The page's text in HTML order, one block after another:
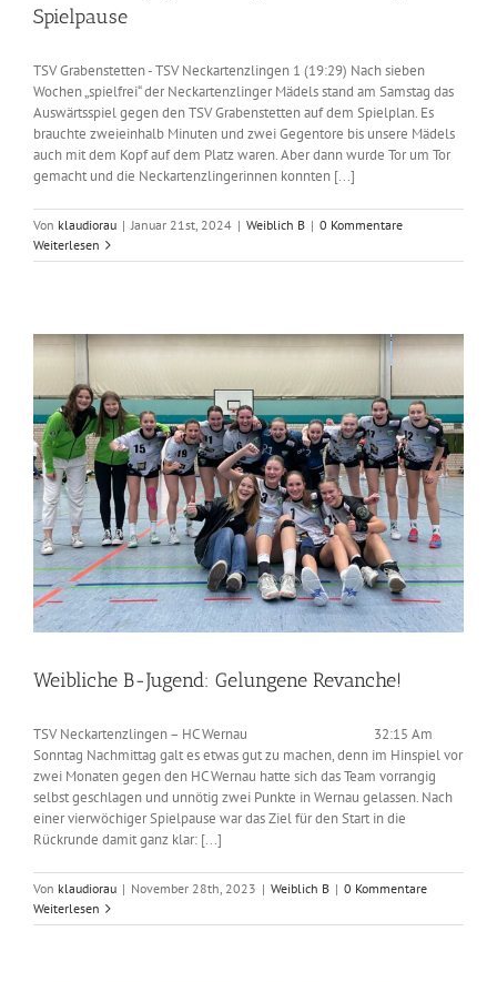
Spielpause
TSV Grabenstetten - TSV Neckartenzlingen 1 (19:29) Nach sieben
Wochen „spielfrei“ der Neckartenzlinger Mädels stand am Samstag das
Auswärtsspiel gegen den TSV Grabenstetten auf dem Spielplan. Es
brauchte zweieinhalb Minuten und zwei Gegentore bis unsere Mädels
auch mit dem Kopf auf dem Platz waren. Aber dann wurde Tor um Tor
gemacht und die Neckartenzlingerinnen konnten [...]
Von klaudiorau | Januar 21st, 2024 | Weiblich B | 0 Kommentare
Weiterlesen
Weibliche B-Jugend: Gelungene Revanche!
TSV Neckartenzlingen – HC Wernau 32:15 Am
Sonntag Nachmittag galt es etwas gut zu machen, denn im Hinspiel vor
zwei Monaten gegen den HC Wernau hatte sich das Team vorrangig
selbst geschlagen und unnötig zwei Punkte in Wernau gelassen. Nach
einer vierwöchiger Spielpause war das Ziel für den Start in die
Rückrunde damit ganz klar: [...]
Von klaudiorau | November 28th, 2023 | Weiblich B | 0 Kommentare
Weiterlesen